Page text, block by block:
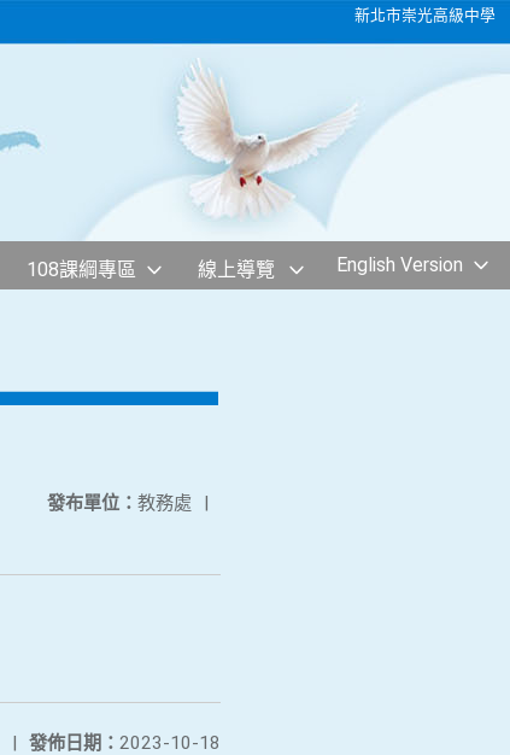
新北市崇光高級中學
108課綱專區 線上導覽 English Version
發布單位： 教務處 |
發佈日期： 2023-10-18
|